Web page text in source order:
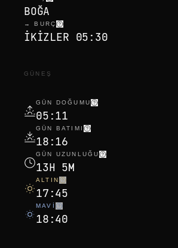
BOĞA
→ BURÇ
IKIZLER 05:30
GÜNEŞ
GÜN DOĞUMU
05:11
GÜN BATIMI
18:16
GÜN UZUNLUĞU
13H 5M
ALTIN
17:45
MAVI
18:40